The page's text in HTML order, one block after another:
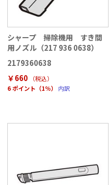
シャープ 掃除機用 すき間
用ノズル（217 936 0638）
2179360638
￥660
（税込）
6 ポイント（1％）
内訳